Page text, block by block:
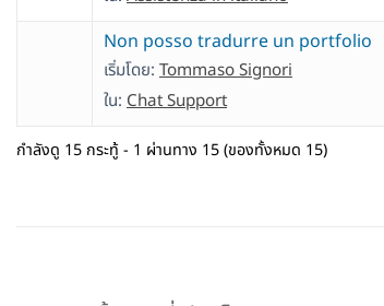
Non posso tradurre un portfolio
เริ่มโดย: Tommaso Signori
ใน: Chat Support
กำลังดู 15 กระทู้ - 1 ผ่านทาง 15 (ของทั้งหมด 15)